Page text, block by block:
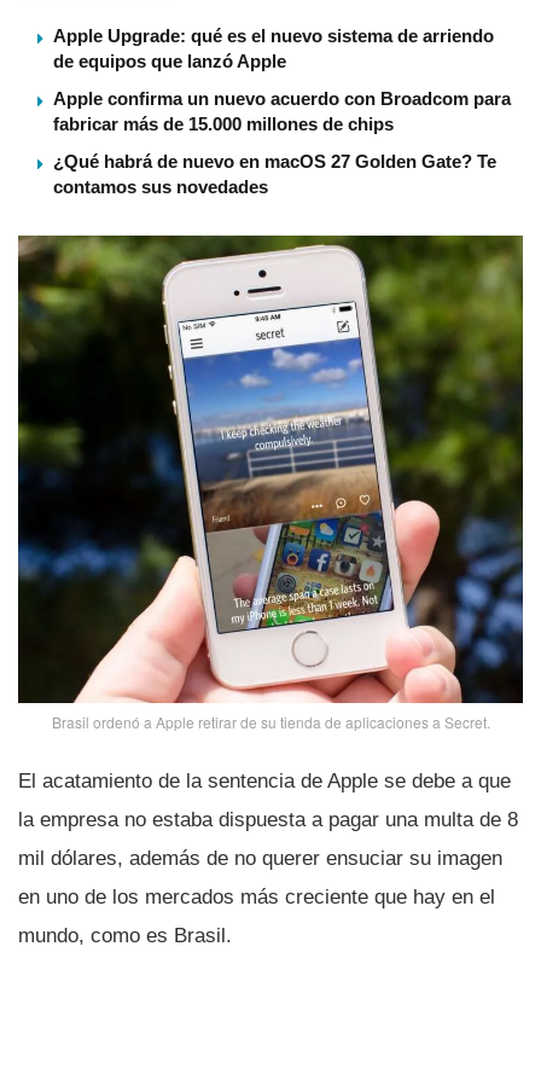
Apple Upgrade: qué es el nuevo sistema de arriendo
de equipos que lanzó Apple
Apple confirma un nuevo acuerdo con Broadcom para
fabricar más de 15.000 millones de chips
¿Qué habrá de nuevo en macOS 27 Golden Gate? Te
contamos sus novedades
Brasil ordenó a Apple retirar de su tienda de aplicaciones a Secret.
El acatamiento de la sentencia de Apple se debe a que
la empresa no estaba dispuesta a pagar una multa de 8
mil dólares, además de no querer ensuciar su imagen
en uno de los mercados más creciente que hay en el
mundo, como es Brasil.